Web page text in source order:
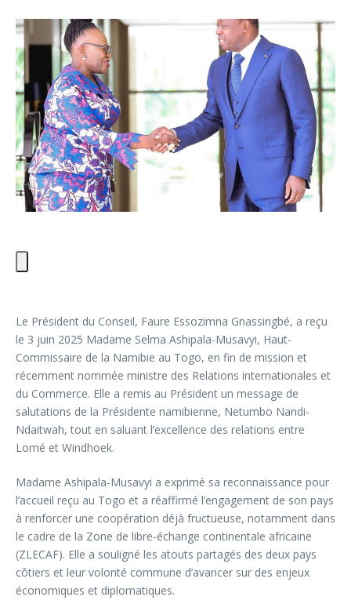
Le Président du Conseil, Faure Essozimna Gnassingbé, a reçu
le 3 juin 2025 Madame Selma Ashipala-Musavyi, Haut-
Commissaire de la Namibie au Togo, en fin de mission et
récemment nommée ministre des Relations internationales et
du Commerce. Elle a remis au Président un message de
salutations de la Présidente namibienne, Netumbo Nandi-
Ndaitwah, tout en saluant l’excellence des relations entre
Lomé et Windhoek.
Madame Ashipala-Musavyi a exprimé sa reconnaissance pour
l’accueil reçu au Togo et a réaffirmé l’engagement de son pays
à renforcer une coopération déjà fructueuse, notamment dans
le cadre de la Zone de libre-échange continentale africaine
(ZLECAF). Elle a souligné les atouts partagés des deux pays
côtiers et leur volonté commune d’avancer sur des enjeux
économiques et diplomatiques.